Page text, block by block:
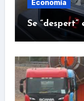
Economía
Se